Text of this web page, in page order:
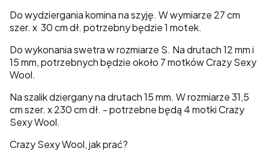
Do wydziergania komina na szyję. W wymiarze 27 cm
szer. x 30 cm dł. potrzebny będzie 1 motek.
Do wykonania swetra w rozmiarze S. Na drutach 12 mm i
15 mm, potrzebnych będzie około 7 motków Crazy Sexy
Wool.
Na szalik dziergany na drutach 15 mm. W rozmiarze 31,5
cm szer. x 230 cm dł. - potrzebne będą 4 motki Crazy
Sexy Wool.
Crazy Sexy Wool, jak prać?